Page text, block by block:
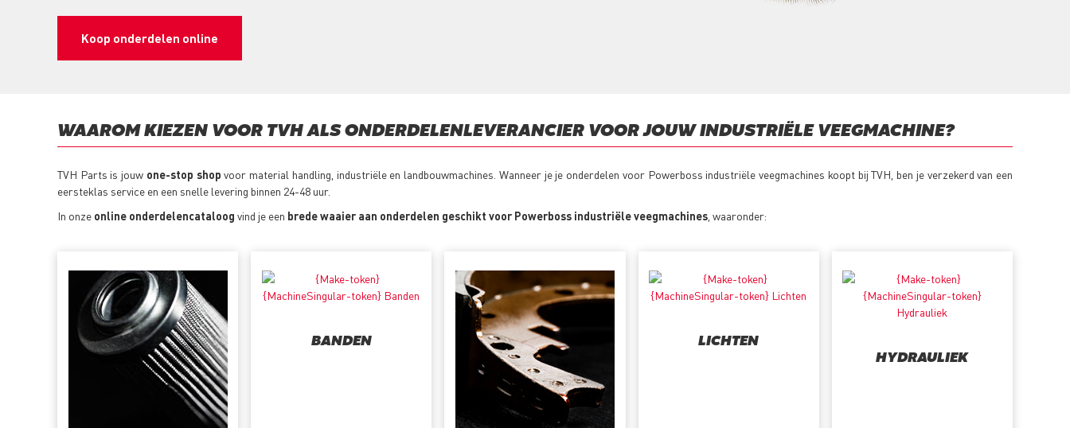
Koop onderdelen online
WAAROM KIEZEN VOOR TVH ALS ONDERDELENLEVERANCIER VOOR JOUW INDUSTRIËLE VEEGMACHINE?
TVH Parts is jouw one-stop shop voor material handling, industriële en landbouwmachines. Wanneer je je onderdelen voor Powerboss industriële veegmachines koopt bij TVH, ben je verzekerd van een
eersteklas service en een snelle levering binnen 24-48 uur.
In onze online onderdelencataloog vind je een brede waaier aan onderdelen geschikt voor Powerboss industriële veegmachines , waaronder:
BANDEN LICHTEN
HYDRAULIEK